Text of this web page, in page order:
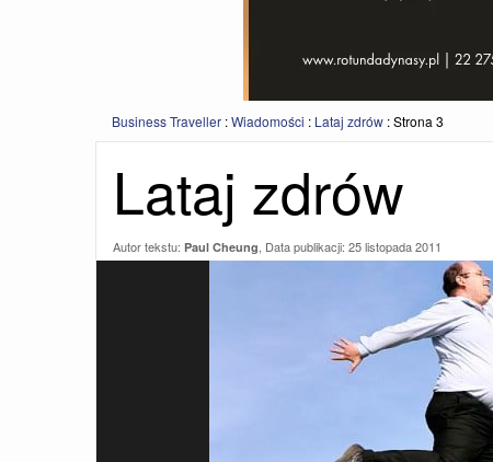
Business Traveller :Wiadomości : Lataj zdrów :Strona 3
Lataj zdrów
Autor tekstu: Paul Cheung, Data publikacji: 25 listopada 2011